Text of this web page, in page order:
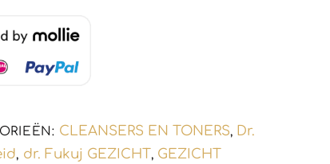
CLEANSERS EN TONERS, Dr.
, dr. Fukuj GEZICHT, GEZICHT